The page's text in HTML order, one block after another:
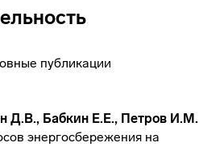
публикации
Д.В., Бабкин Е.Е., Петров И.М.
энергосбережения на